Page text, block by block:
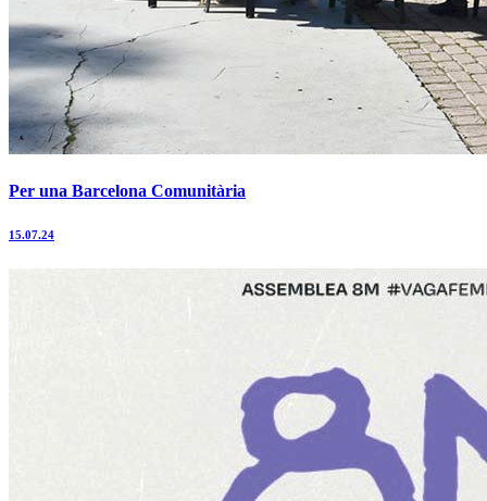
Per una Barcelona Comunitària
15.07.24